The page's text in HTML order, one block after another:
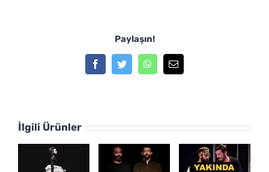
Paylaşın!
FacebookTwitterWhatsApp
E-
İlgili Ürünler